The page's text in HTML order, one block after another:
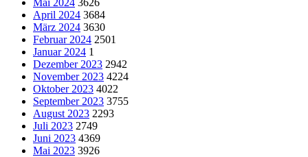
April 2024 3684
März 2024 3630
Februar 2024 2501
Januar 2024 1
Dezember 2023 2942
November 2023 4224
Oktober 2023 4022
September 2023 3755
August 2023 2293
Juli 2023 2749
Juni 2023 4369
Mai 2023 3926